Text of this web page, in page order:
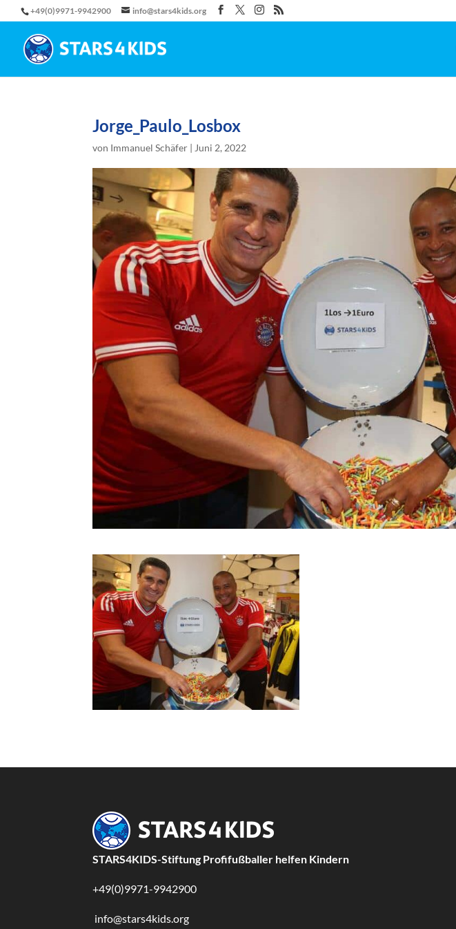
+49(0)9971-9942900 info@stars4kids.org
Jorge_Paulo_Losbox
von Immanuel Schäfer | Juni 2, 2022
STARS4KIDS-Stiftung Profifußballer helfen Kindern
+49(0)9971-9942900
info@stars4kids.org